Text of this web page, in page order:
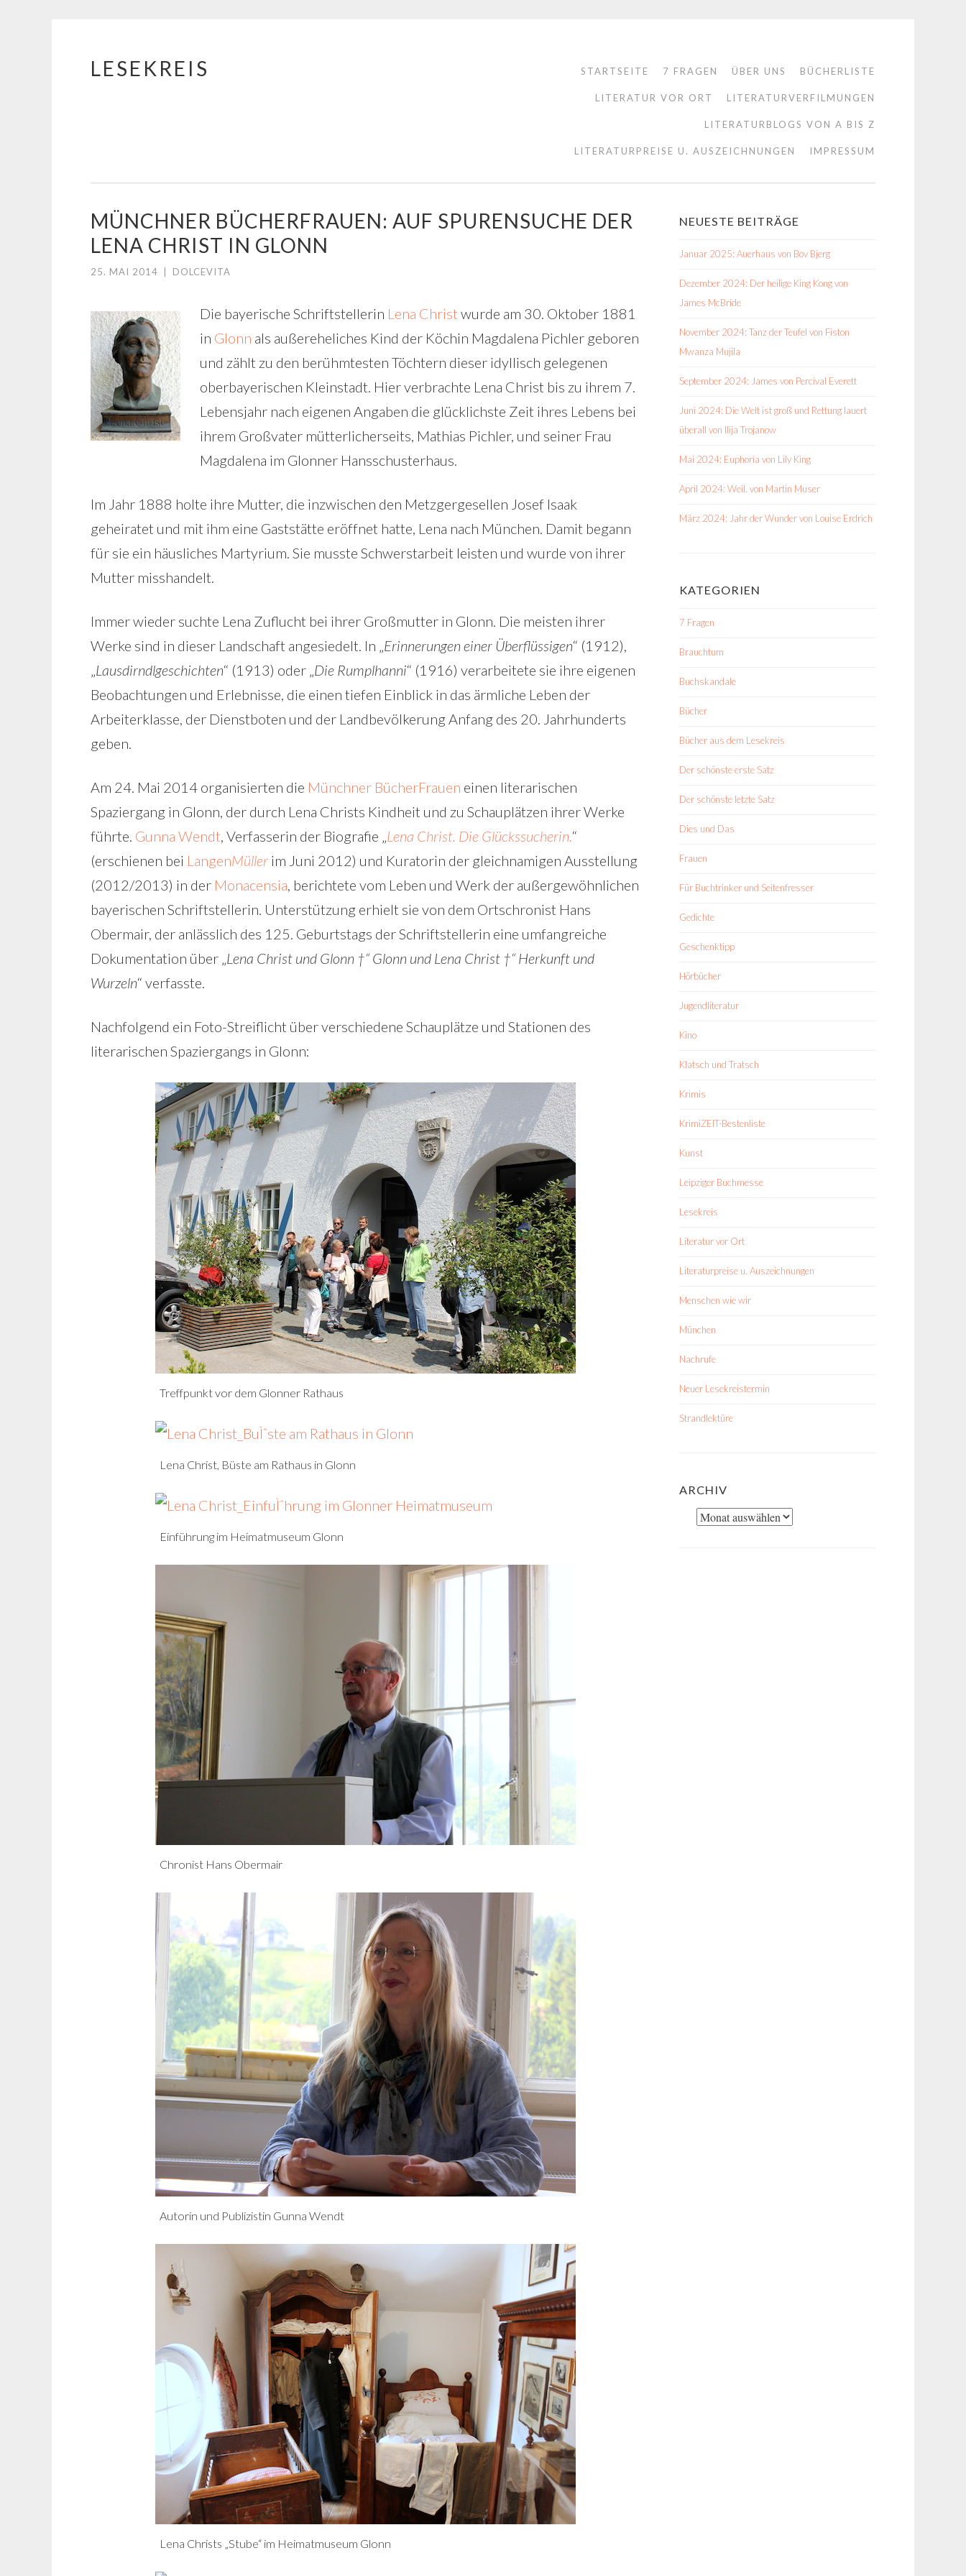
Springe
LESEKREIS STARTSEITE 7 FRAGEN ÜBER UNS BÜCHERLISTE
LITERATUR VOR ORT LITERATURVERFILMUNGEN
LITERATURBLOGS VON A BIS Z
LITERATURPREISE U. AUSZEICHNUNGEN IMPRESSUM
MÜNCHNER BÜCHERFRAUEN: AUF SPURENSUCHE DER
LENA CHRIST IN GLONN
25. MAI 2014 DOLCEVITA
Die bayerische Schriftstellerin Lena Christ wurde am 30. Oktober 1881
in Glonn als außereheliches Kind der Köchin Magdalena Pichler geboren
und zählt zu den berühmtesten Töchtern dieser idyllisch gelegenen
oberbayerischen Kleinstadt. Hier verbrachte Lena Christ bis zu ihrem 7.
Lebensjahr nach eigenen Angaben die glücklichste Zeit ihres Lebens bei
ihrem Großvater mütterlicherseits, Mathias Pichler, und seiner Frau
Magdalena im Glonner Hansschusterhaus.
Im Jahr 1888 holte ihre Mutter, die inzwischen den Metzgergesellen Josef Isaak
geheiratet und mit ihm eine Gaststätte eröffnet hatte, Lena nach München. Damit begann
für sie ein häusliches Martyrium. Sie musste Schwerstarbeit leisten und wurde von ihrer
Mutter misshandelt.
Immer wieder suchte Lena Zuflucht bei ihrer Großmutter in Glonn. Die meisten ihrer
Werke sind in dieser Landschaft angesiedelt. In „Erinnerungen einer Überflüssigen“ (1912),
„Lausdirndlgeschichten“ (1913) oder „Die Rumplhanni“ (1916) verarbeitete sie ihre eigenen
Beobachtungen und Erlebnisse, die einen tiefen Einblick in das ärmliche Leben der
Arbeiterklasse, der Dienstboten und der Landbevölkerung Anfang des 20. Jahrhunderts
geben.
Am 24. Mai 2014 organisierten die Münchner BücherFrauen einen literarischen
Spaziergang in Glonn, der durch Lena Christs Kindheit und zu Schauplätzen ihrer Werke
führte. Gunna Wendt, Verfasserin der Biografie „Lena Christ. Die Glückssucherin.“
(erschienen bei LangenMüller im Juni 2012) und Kuratorin der gleichnamigen Ausstellung
(2012/2013) in der Monacensia, berichtete vom Leben und Werk der außergewöhnlichen
bayerischen Schriftstellerin. Unterstützung erhielt sie von dem Ortschronist Hans
Obermair, der anlässlich des 125. Geburtstags der Schriftstellerin eine umfangreiche
Dokumentation über „Lena Christ und Glonn †“ Glonn und Lena Christ †“ Herkunft und
Wurzeln“ verfasste.
Nachfolgend ein Foto-Streiflicht über verschiedene Schauplätze und Stationen des
literarischen Spaziergangs in Glonn:
Treffpunkt vor dem Glonner Rathaus
Lena Christ, Büste am Rathaus in Glonn
Einführung im Heimatmuseum Glonn
Chronist Hans Obermair
Autorin und Publizistin Gunna Wendt
Lena Christs „Stube“ im Heimatmuseum Glonn
NEUESTE BEITRÄGE
Januar 2025: Auerhaus von Bov Bjerg
Dezember 2024: Der heilige King Kong von
James McBride
November 2024: Tanz der Teufel von Fiston
Mwanza Mujila
September 2024: James von Percival Everett
Juni 2024: Die Welt ist groß und Rettung lauert
überall von Ilija Trojanow
Mai 2024: Euphoria von Lily King
April 2024: Weil. von Martin Muser
März 2024: Jahr der Wunder von Louise Erdrich
KATEGORIEN
7 Fragen
Brauchtum
Buchskandale
Bücher
Bücher aus dem Lesekreis
Der schönste erste Satz
Der schönste letzte Satz
Dies und Das
Frauen
Für Buchtrinker und Seitenfresser
Gedichte
Geschenktipp
Hörbücher
Jugendliteratur
Kino
Klatsch und Tratsch
Krimis
KrimiZEIT-Bestenliste
Kunst
Leipziger Buchmesse
Lesekreis
Literatur vor Ort
Literaturpreise u. Auszeichnungen
Menschen wie wir
München
Nachrufe
Neuer Lesekreistermin
Strandlektüre
ARCHIV
Archiv